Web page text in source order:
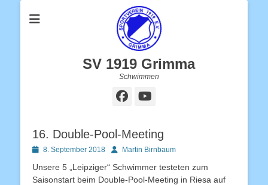
SV 1919 Grimma
Schwimmen
Facebook
16. Double-Pool-Meeting
Posted8. September 2018 AutorMartin Birnbaum
Unsere 5 „Leipziger“ Schwimmer testeten zum
Saisonstart beim Double-Pool-Meeting in Riesa auf